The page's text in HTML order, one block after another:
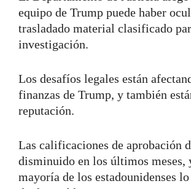
equipo de Trump puede haber
trasladado material clasificado
investigación.
Los desafíos legales están
finanzas de Trump, y también
reputación.
Las calificaciones de aprobación
disminuido en los últimos meses,
mayoría de los estadounidenses